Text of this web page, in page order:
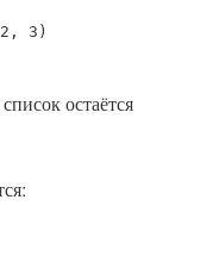
3)
остаётся